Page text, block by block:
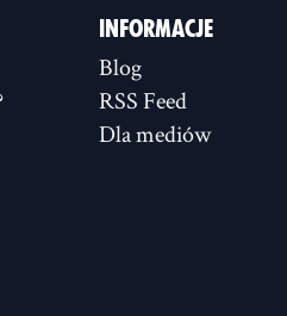
INFORMACJE
Blog
RSS Feed
Dla mediów